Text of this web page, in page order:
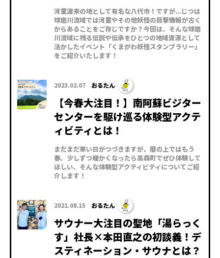
河童渡来の地として有名な八代市！ですが...じつは
球磨川流域では河童やその他妖怪の目撃情報が古く
からあることをご存じですか？今回は、そんな球磨
川流域に残る伝説や伝承をひとつの地域資源として
活かしたイベント「くまがわ妖怪スタンプラリー」
をご紹介いたします！
2023.02.07 おるたん
【今春大注目！】南阿蘇ビジター
センターを駆け巡る体験型アクテ
ィビティとは！
まだまだ寒い日がつづきますが、暦の上ではもう
春。少しずつ暖かくなったら高森町でぜひ体験して
ほしい、そんな体験型アクティビティについてご紹
介します！
2021.08.15 おるたん
サウナー大注目の聖地「湯らっく
す」社長×本田直之の初談義！デ
スティネーション・サウナとは？